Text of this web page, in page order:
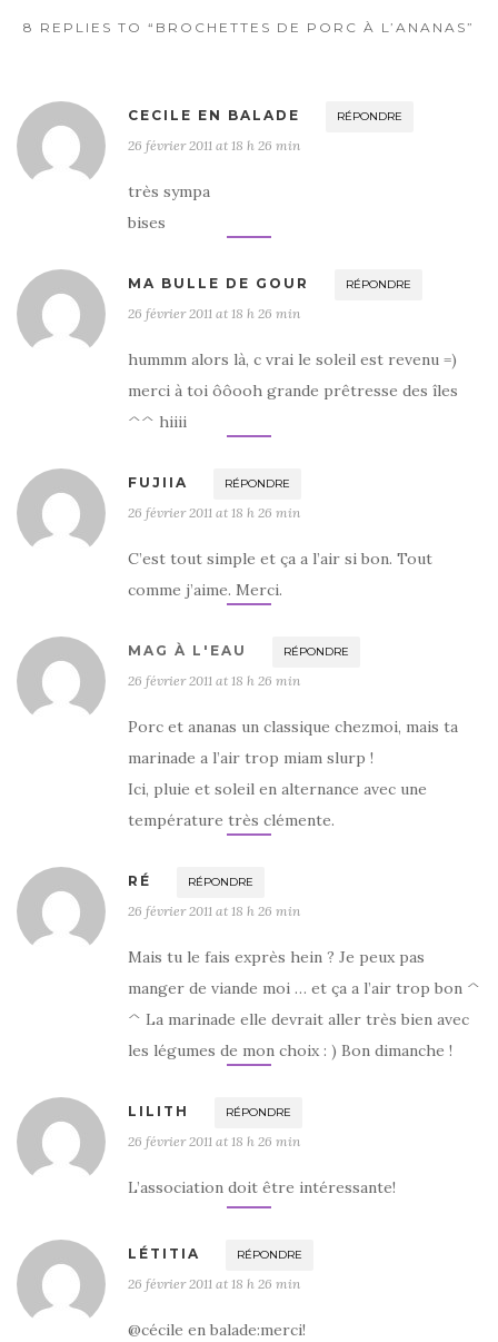
k
8 REPLIES TO “BROCHETTES DE PORC À L’ANANAS”
CECILE EN BALADE RÉPONDRE
26 février 2011 at 18 h 26 min
très sympa
bises
MA BULLE DE GOUR RÉPONDRE
26 février 2011 at 18 h 26 min
hummm alors là, c vrai le soleil est revenu =)
merci à toi ôôooh grande prêtresse des îles
^^ hiiii
FUJIIA RÉPONDRE
26 février 2011 at 18 h 26 min
C’est tout simple et ça a l’air si bon. Tout
comme j’aime. Merci.
MAG À L'EAU RÉPONDRE
26 février 2011 at 18 h 26 min
Porc et ananas un classique chezmoi, mais ta
marinade a l’air trop miam slurp !
Ici, pluie et soleil en alternance avec une
température très clémente.
RÉ RÉPONDRE
26 février 2011 at 18 h 26 min
Mais tu le fais exprès hein ? Je peux pas
manger de viande moi … et ça a l’air trop bon ^
^ La marinade elle devrait aller très bien avec
les légumes de mon choix : ) Bon dimanche !
LILITH RÉPONDRE
26 février 2011 at 18 h 26 min
L’association doit être intéressante!
LÉTITIA RÉPONDRE
26 février 2011 at 18 h 26 min
@cécile en balade:merci!